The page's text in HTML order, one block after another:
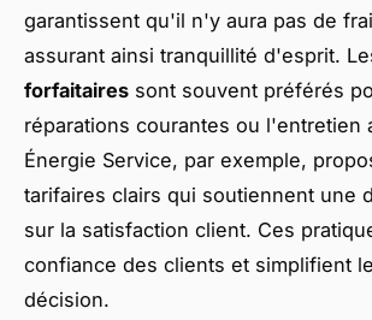
garantissent qu'il n'y aura pas de
assurant ainsi tranquillité d'esprit.
forfaitaires sont souvent préférés
réparations courantes ou l'entretien
Énergie Service, par exemple,
tarifaires clairs qui soutiennent une
sur la satisfaction client. Ces
confiance des clients et simplifient
décision.